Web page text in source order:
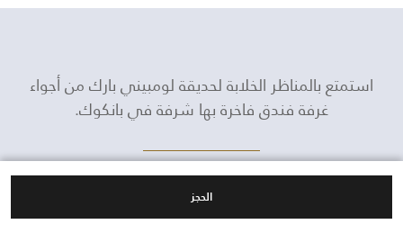
الحجز
استمتع بالمناظر الخلابة لحديقة لومبيني بارك من أجواء
غرفة فندق فاخرة بها شرفة في بانكوك.
اختر أماكن إقامة فندقية فاخرة في بانكوك مُزودة
بشرفة واستمتع بالمعيشة الداخلية/الخارجية